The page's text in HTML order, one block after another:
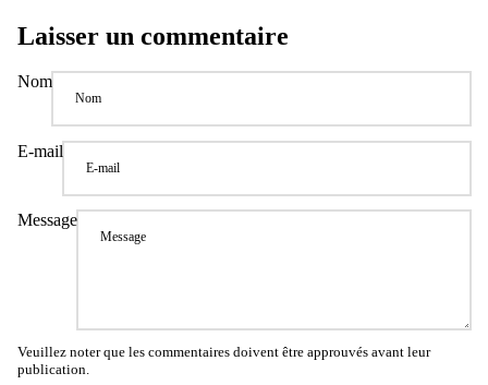
Laisser un commentaire
Nom
E-mail
Message
Veuillez noter que les commentaires doivent être approuvés avant leur
publication.